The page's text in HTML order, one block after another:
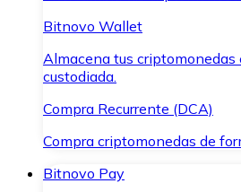
Bitnovo Wallet
Almacena tus criptomonedas
custodiada.
Compra Recurrente (DCA)
Compra criptomonedas de
Bitnovo Pay